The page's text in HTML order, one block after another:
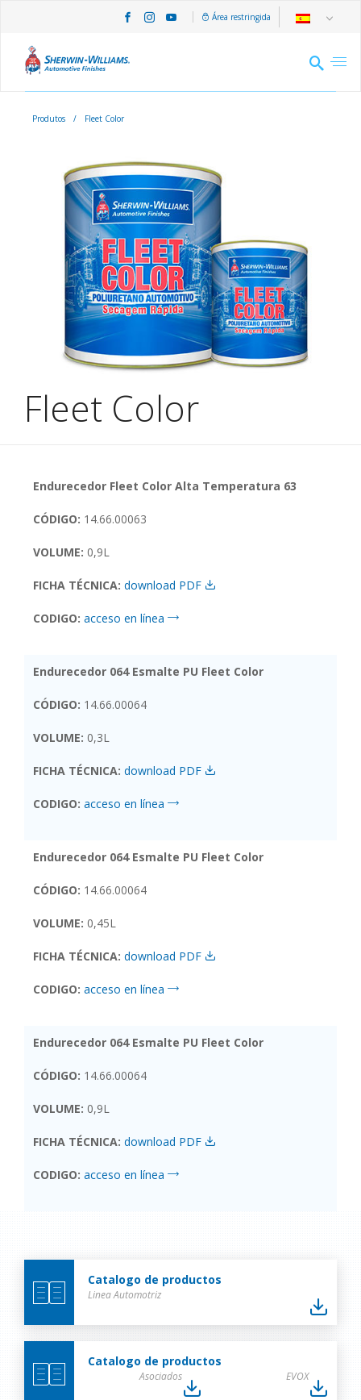
Área restringida
Produtos / Fleet Color
Fleet Color
Endurecedor Fleet Color Alta Temperatura 63
CÓDIGO: 14.66.00063
VOLUME: 0,9L
FICHA TÉCNICA: download PDF
CODIGO: acceso en línea
Endurecedor 064 Esmalte PU Fleet Color
CÓDIGO: 14.66.00064
VOLUME: 0,3L
FICHA TÉCNICA: download PDF
CODIGO: acceso en línea
Endurecedor 064 Esmalte PU Fleet Color
CÓDIGO: 14.66.00064
VOLUME: 0,45L
FICHA TÉCNICA: download PDF
CODIGO: acceso en línea
Endurecedor 064 Esmalte PU Fleet Color
CÓDIGO: 14.66.00064
VOLUME: 0,9L
FICHA TÉCNICA: download PDF
CODIGO: acceso en línea
Catalogo de productos
Linea Automotriz
Catalogo de productos
Asociados EVOX